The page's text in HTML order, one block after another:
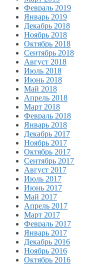
Февраль 2019
Январь 2019
Декабрь 2018
Ноябрь 2018
Октябрь 2018
Сентябрь 2018
Август 2018
Июль 2018
Июнь 2018
Май 2018
Апрель 2018
Март 2018
Февраль 2018
Январь 2018
Декабрь 2017
Ноябрь 2017
Октябрь 2017
Сентябрь 2017
Август 2017
Июль 2017
Июнь 2017
Май 2017
Апрель 2017
Март 2017
Февраль 2017
Январь 2017
Декабрь 2016
Ноябрь 2016
Октябрь 2016